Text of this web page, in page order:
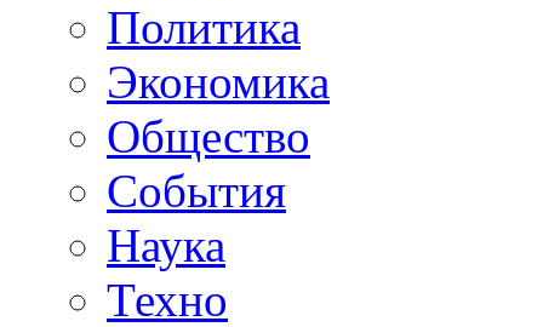
Политика
Экономика
Общество
События
Наука
Техно